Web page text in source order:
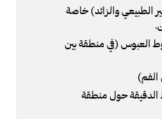
الطبيعي والزائد) خاصة
العبوس (في منطقة بين
حول منطقة